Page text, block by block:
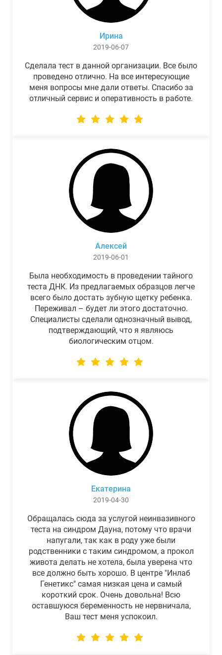
Ирина
2019-06-07
Сделала тест в данной организации. Все было
проведено отлично. На все интересующие
меня вопросы мне дали ответы. Спасибо за
отличный сервис и оперативность в работе.
Алексей
2019-06-01
Была необходимость в проведении тайного
теста ДНК. Из предлагаемых образцов легче
всего было достать зубную щетку ребенка.
Переживал – будет ли этого достаточно.
Специалисты сделали однозначный вывод,
подтверждающий, что я являюсь
биологическим отцом.
Екатерина
2019-04-30
Обращалась сюда за услугой неинвазивного
теста на синдром Дауна, потому что врачи
напугали, так как в роду уже были
родственники с таким синдромом, а прокол
живота делать не хотела, была уверена что
все должно быть хорошо. В центре "Инлаб
Генетикс" самая низкая цена и самый
короткий срок. Очень довольна! Всю
оставшуюся беременность не нервничала,
Ваш тест меня успокоил.